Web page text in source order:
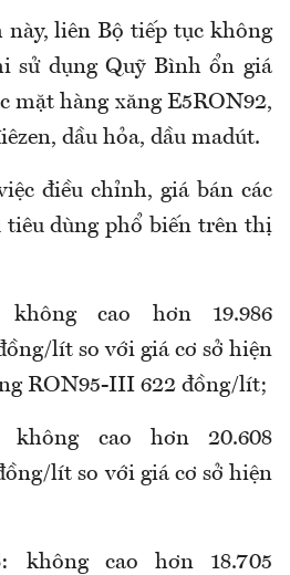
này, liên Bộ tiếp tục không
sử dụng Quỹ Bình ổn giá
mặt hàng xăng E5RON92,
dầu hỏa, dầu madút.
điều chỉnh, giá bán các
tiêu dùng phổ biến trên thị
không cao hơn 19.986
lít so với giá cơ sở hiện
RON95-III 622 đồng/lít;
không cao hơn 20.608
lít so với giá cơ sở hiện
không cao hơn 18.705